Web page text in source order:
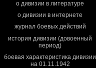
о дивизии в литературе
о дивизии в интернете
журнал боевых действий
история дивизии (довоенный
период)
боевая характеристика дивизии
на 01.11.1942